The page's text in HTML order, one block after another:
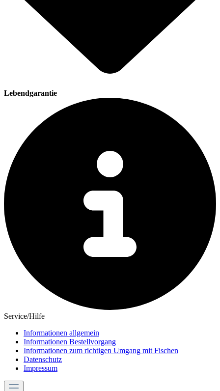
Lebendgarantie
Service/Hilfe
Informationen allgemein
Informationen Bestellvorgang
Informationen zum richtigen Umgang mit Fischen
Datenschutz
Impressum